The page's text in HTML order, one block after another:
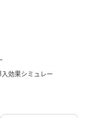
効果シミュレー